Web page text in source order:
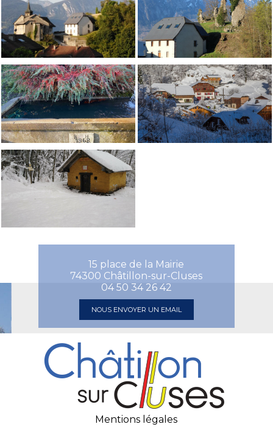
15 place de la Mairie
74300 Châtillon-sur-Cluses
04 50 34 26 42
NOUS ENVOYER UN EMAIL
Mentions légales